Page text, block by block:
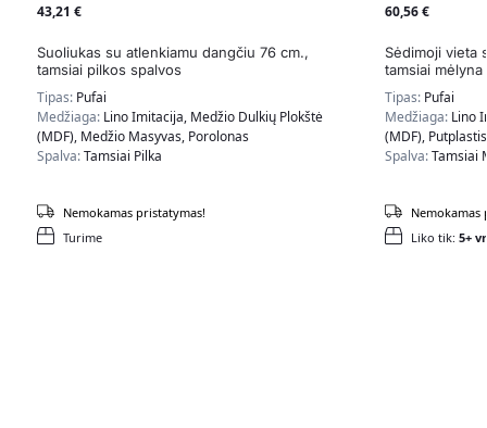
43,21 €
Suoliukas su atlenkiamu dangčiu 76 cm.,
tamsiai pilkos spalvos
Tipas: Pufai
Medžiaga: Lino Imitacija, Medžio Dulkių Plokštė
(MDF), Medžio Masyvas, Porolonas
Spalva:Tamsiai Pilka
Turime
Nemokamas pristatymas!
60,56€
Sėdimoji vieta
tamsiai mėlyna
Tipas: Pufai
Medžiaga: Lino
(MDF), Putplastis
Spalva:Tamsiai
Liko tik: 5+
Nemokamas